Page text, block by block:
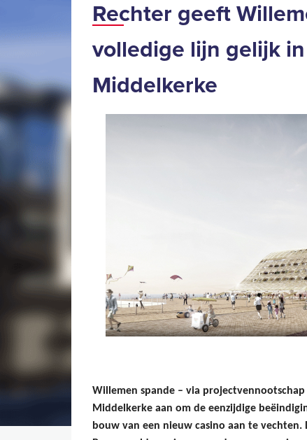
Rechter geeft
volledige lijn gelijk
Middelkerke
Willemen spande – via projectvennootschap
Middelkerke aan om de eenzijdige
bouw van een nieuw casino aan te vechten.